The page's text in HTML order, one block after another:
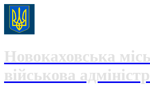
Новокаховська
військова